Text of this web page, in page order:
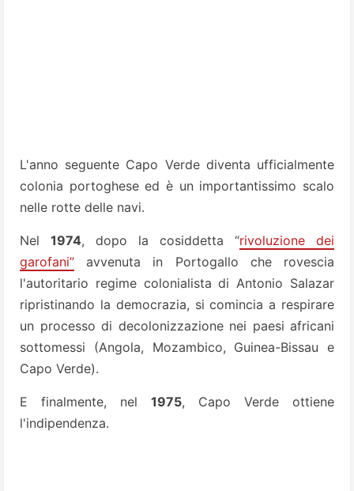
L'anno seguente Capo Verde diventa ufficialmente
colonia portoghese ed è un importantissimo scalo
nelle rotte delle navi.
Nel 1974, dopo la cosiddetta “rivoluzione dei
garofani” avvenuta in Portogallo che rovescia
l'autoritario regime colonialista di Antonio Salazar
ripristinando la democrazia, si comincia a respirare
un processo di decolonizzazione nei paesi africani
sottomessi (Angola, Mozambico, Guinea-Bissau e
Capo Verde).
E finalmente, nel 1975, Capo Verde ottiene
l'indipendenza.